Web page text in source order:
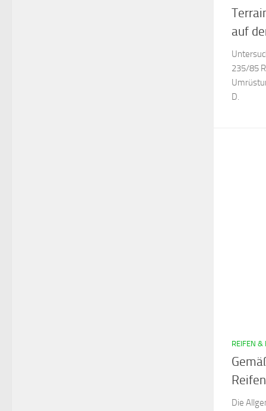
auf
235/85
D.
REIFEN &
Die